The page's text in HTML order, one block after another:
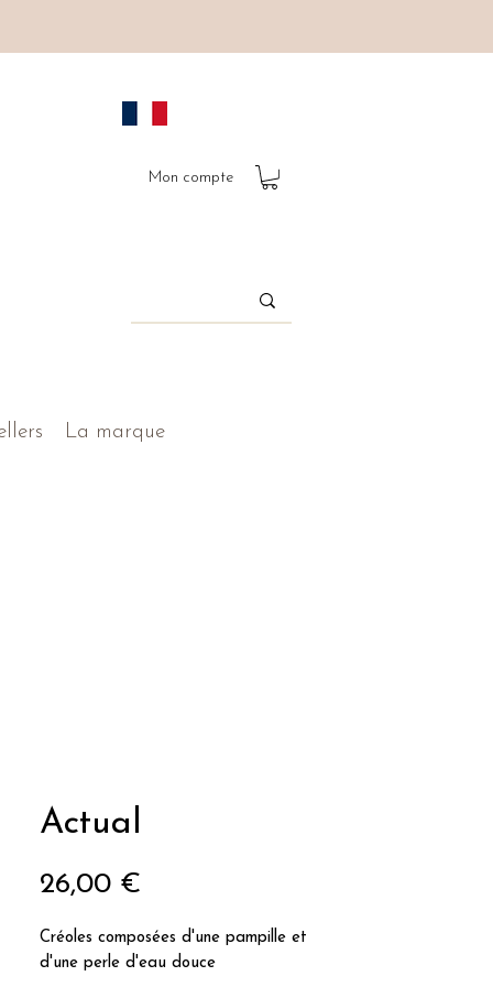
Mon compte
La marque
Actual
26,00 €
Créoles composées d'une pampille et
d'une perle d'eau douce